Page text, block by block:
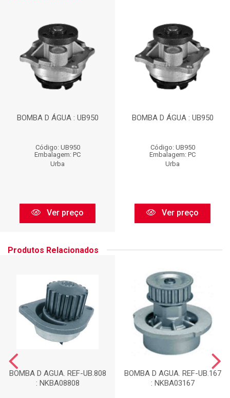
BOMBA D ÁGUA : UB950
Código: UB950
Embalagem: PC
Urba
Ver preço
BOMBA D ÁGUA : UB950
Código: UB950
Embalagem: PC
Urba
Ver preço
Produtos Relacionados
BOMBA D AGUA. REF-UB.808
: NKBA08808
BOMBA D AGUA. REF-UB.167
: NKBA03167